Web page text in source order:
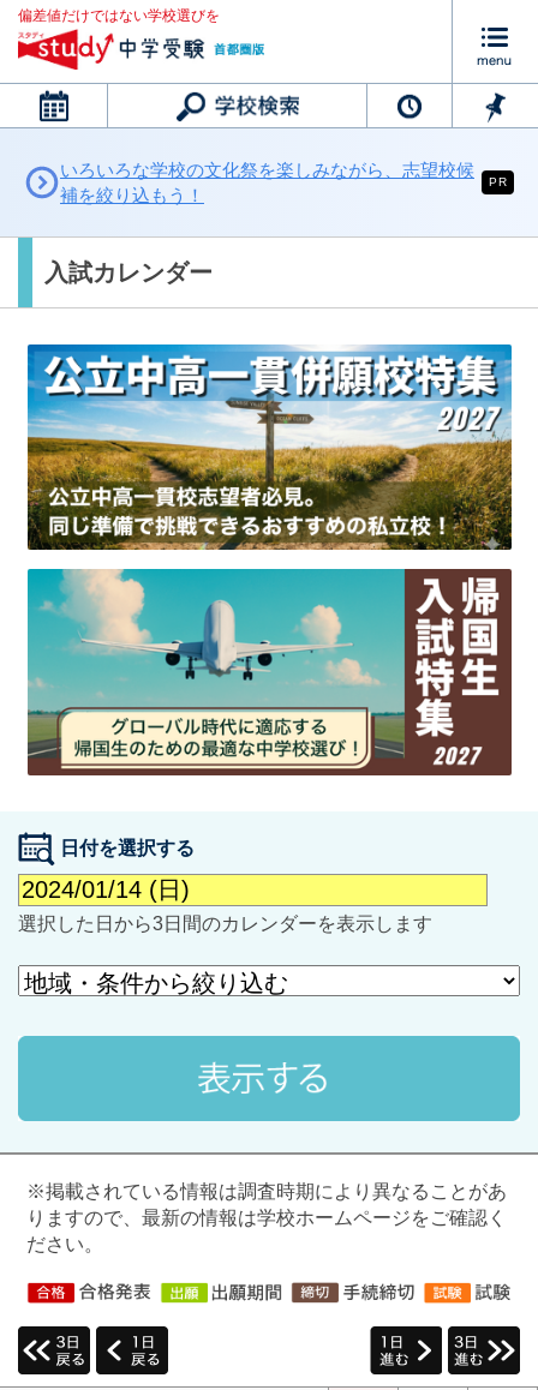
偏差値だけではない学校選びを
カレンダー
最近見た学校
学校閲覧履歴はありません
ブックマークした学校
ブックマークした学校はありません
いろいろな学校の文化祭を楽しみながら、志望校候
補を絞り込もう！
PR
入試カレンダー
日付を選択する
選択した日から3日間のカレンダーを表示します
※掲載されている情報は調査時期により異なることがあ
りますので、最新の情報は学校ホームページをご確認く
ださい。